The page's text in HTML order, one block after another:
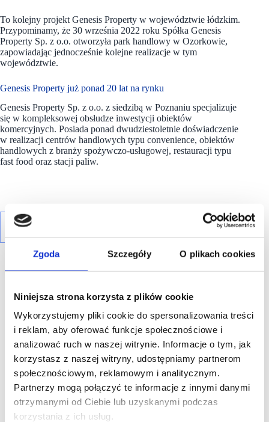
Zgoda Szczegóły O plikach cookies
Niniejsza strona korzysta z plików cookie
Wykorzystujemy pliki cookie do spersonalizowania treści
i reklam, aby oferować funkcje społecznościowe i
analizować ruch w naszej witrynie. Informacje o tym, jak
korzystasz z naszej witryny, udostępniamy partnerom
społecznościowym, reklamowym i analitycznym.
Partnerzy mogą połączyć te informacje z innymi danymi
otrzymanymi od Ciebie lub uzyskanymi podczas
korzystania z ich usług.
To kolejny projekt Genesis Property w województwie łódzkim.
Przypominamy, że 30 września 2022 roku Spółka Genesis
Property Sp. z o.o. otworzyła park handlowy w Ozorkowie,
zapowiadając jednocześnie kolejne realizacje w tym
województwie.
Genesis Property już ponad 20 lat na rynku
Genesis Property Sp. z o.o. z siedzibą w Poznaniu specjalizuje
się w kompleksowej obsłudze inwestycji obiektów
komercyjnych. Posiada ponad dwudziestoletnie doświadczenie
w realizacji centrów handlowych typu convenience, obiektów
handlowych z branży spożywczo-usługowej, restauracji typu
fast food oraz stacji paliw.
R E K L A M A